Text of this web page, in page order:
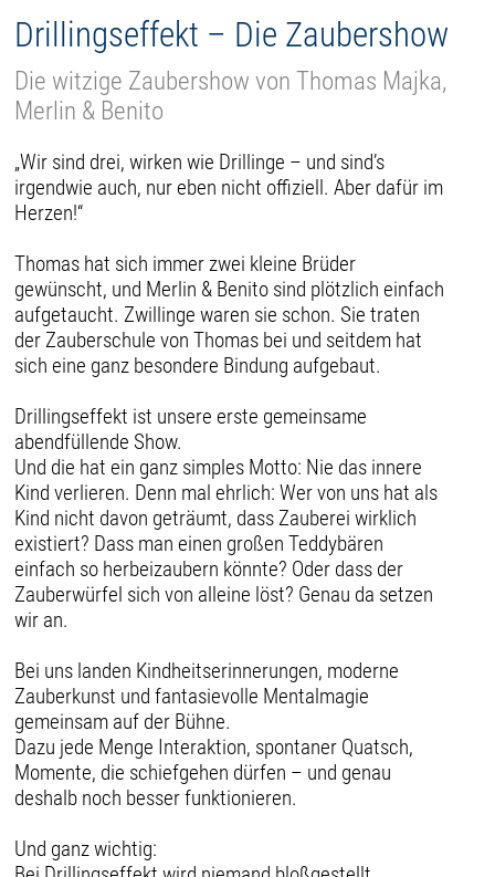
Drillingseffekt – Die Zaubershow
Die witzige Zaubershow von Thomas Majka,
Merlin & Benito
„Wir sind drei, wirken wie Drillinge – und sind’s
irgendwie auch, nur eben nicht offiziell. Aber dafür im
Herzen!“
Thomas hat sich immer zwei kleine Brüder
gewünscht, und Merlin & Benito sind plötzlich einfach
aufgetaucht. Zwillinge waren sie schon. Sie traten
der Zauberschule von Thomas bei und seitdem hat
sich eine ganz besondere Bindung aufgebaut.
Drillingseffekt ist unsere erste gemeinsame
abendfüllende Show.
Und die hat ein ganz simples Motto: Nie das innere
Kind verlieren. Denn mal ehrlich: Wer von uns hat als
Kind nicht davon geträumt, dass Zauberei wirklich
existiert? Dass man einen großen Teddybären
einfach so herbeizaubern könnte? Oder dass der
Zauberwürfel sich von alleine löst? Genau da setzen
wir an.
Bei uns landen Kindheitserinnerungen, moderne
Zauberkunst und fantasievolle Mentalmagie
gemeinsam auf der Bühne.
Dazu jede Menge Interaktion, spontaner Quatsch,
Momente, die schiefgehen dürfen – und genau
deshalb noch besser funktionieren.
Und ganz wichtig: